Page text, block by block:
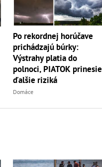
Po rekordnej horúčave
prichádzajú búrky:
Výstrahy platia do
polnoci, PIATOK prinesie
ďalšie riziká
Domáce